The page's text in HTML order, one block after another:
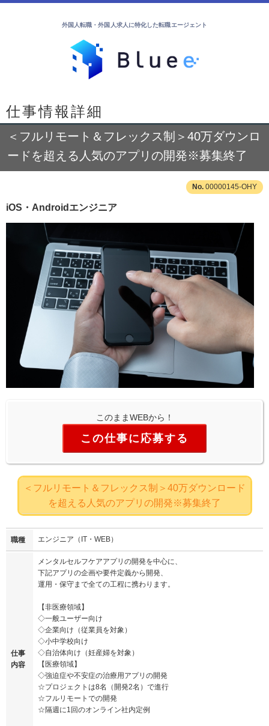
外国人転職・外国人求人に特化した転職エージェント
仕事情報詳細
＜フルリモート＆フレックス制＞40万ダウンロ
ードを超える⼈気のアプリの開発※募集終了
00000145-OHY
iOS・Androidエンジニア
このままWEBから！
この仕事に応募する
＜フルリモート＆フレックス制＞40万ダウンロード
を超える⼈気のアプリの開発※募集終了
職種 エンジニア（IT・WEB）
仕事
内容
メンタルセルフケアアプリの開発を中⼼に、
下記アプリの企画や要件定義から開発、
運⽤・保守まで全ての⼯程に携わります。
【⾮医療領域】
◇⼀般ユーザー向け
◇企業向け（従業員を対象）
◇⼩中学校向け
◇⾃治体向け（妊産婦を対象）
【医療領域】
◇強迫症や不安症の治療⽤アプリの開発
☆プロジェクトは8名（開発2名）で進⾏
☆フルリモートでの開発
☆隔週に1回のオンライン社内定例